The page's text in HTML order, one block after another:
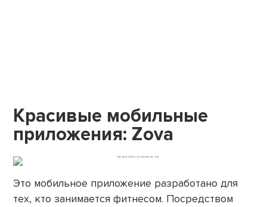
Красивые мобильные
приложения: Zova
Это мобильное приложение разработано для
тех, кто занимается фитнесом. Посредством